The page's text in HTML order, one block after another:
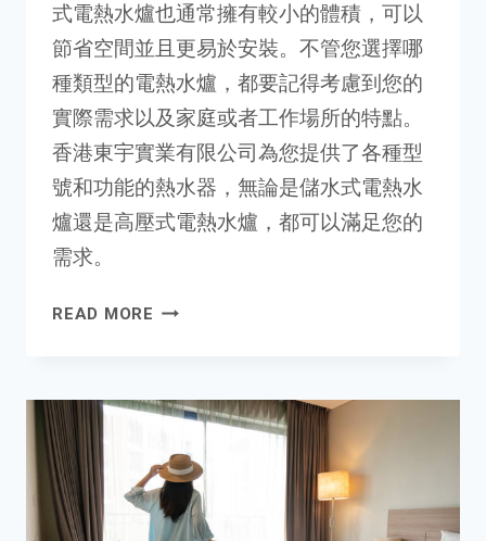
式電熱水爐也通常擁有較小的體積，可以
節省空間並且更易於安裝。不管您選擇哪
種類型的電熱水爐，都要記得考慮到您的
實際需求以及家庭或者工作場所的特點。
香港東宇實業有限公司為您提供了各種型
號和功能的熱水器，無論是儲水式電熱水
爐還是高壓式電熱水爐，都可以滿足您的
需求。
READ MORE 選
式
熱
水
爐